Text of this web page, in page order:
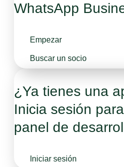
WhatsApp
Empezar
Buscar un socio
¿Ya tienes una
Inicia sesión
panel de
Iniciar sesión